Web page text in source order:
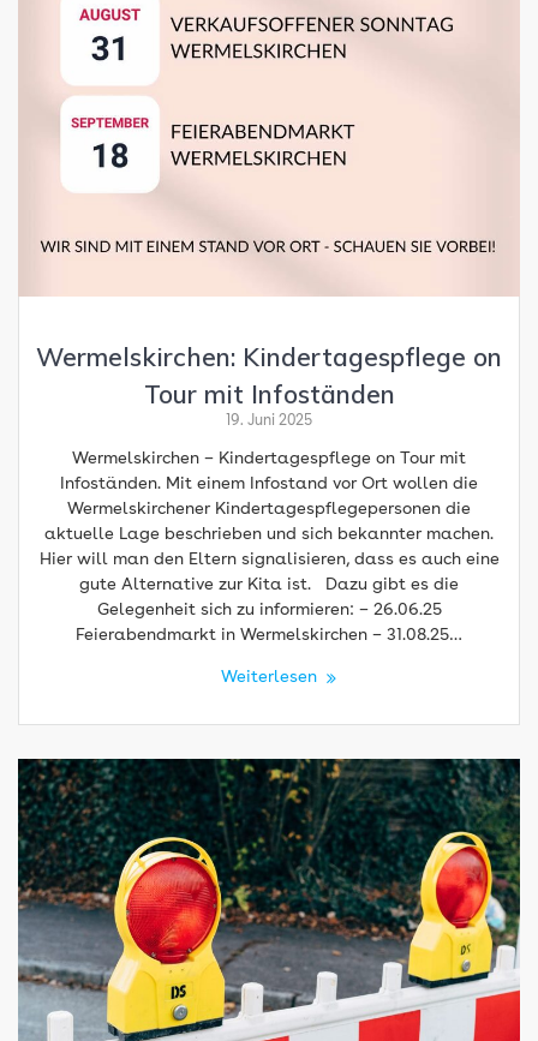
Wermelskirchen: Kindertagespflege on
Tour mit Infoständen
19. Juni 2025
Wermelskirchen – Kindertagespflege on Tour mit
Infoständen. Mit einem Infostand vor Ort wollen die
Wermelskirchener Kindertagespflegepersonen die
aktuelle Lage beschrieben und sich bekannter machen.
Hier will man den Eltern signalisieren, dass es auch eine
gute Alternative zur Kita ist. Dazu gibt es die
Gelegenheit sich zu informieren: – 26.06.25
Feierabendmarkt in Wermelskirchen – 31.08.25…
Weiterlesen